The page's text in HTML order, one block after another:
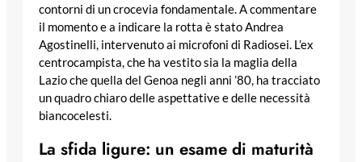
contorni di un crocevia fondamentale. A commentare
il momento e a indicare la rotta è stato Andrea
Agostinelli, intervenuto ai microfoni di Radiosei. L’ex
centrocampista, che ha vestito sia la maglia della
Lazio che quella del Genoa negli anni ’80, ha tracciato
un quadro chiaro delle aspettative e delle necessità
biancocelesti.
La sfida ligure: un esame di maturità